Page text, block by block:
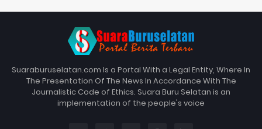
Suaraburuselatan.com Is a Portal With a Legal Entity, Where In
The Presentation Of The News In Accordance With The
Journalistic Code of Ethics. Suara Buru Selatan is an
implementation of the people's voice